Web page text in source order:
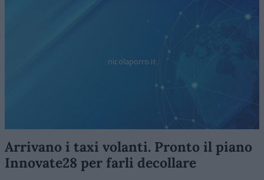
nicolaporro.it
Arrivano i taxi volanti. Pronto il piano
Innovate28 per farli decollare